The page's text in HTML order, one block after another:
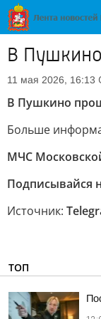
В
11 мая 2026, 16:13
В Пушкино
Больше
МЧС
Подписывайся
Источник:
ТОП